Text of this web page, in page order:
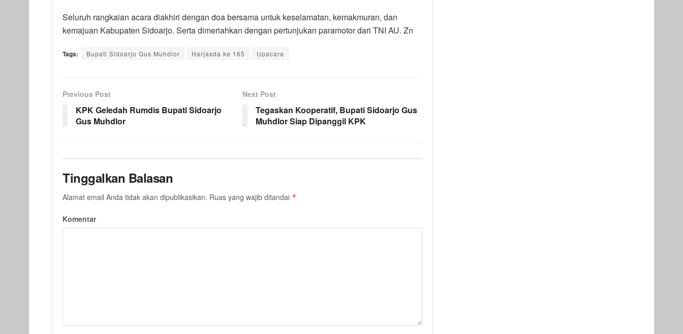
Seluruh rangkaian acara diakhiri dengan doa bersama untuk keselamatan, kemakmuran, dan
kemajuan Kabupaten Sidoarjo. Serta dimeriahkan dengan pertunjukan paramotor dari TNI AU. Zn
Tags: Bupati Sidoarjo Gus Muhdlor Harjasda ke 165 Upacara
Previous Post
KPK Geledah Rumdis Bupati Sidoarjo
Gus Muhdlor
Next Post
Tegaskan Kooperatif, Bupati Sidoarjo Gus
Muhdlor Siap Dipanggil KPK
Tinggalkan Balasan
Alamat email Anda tidak akan dipublikasikan. Ruas yang wajib ditandai *
Komentar